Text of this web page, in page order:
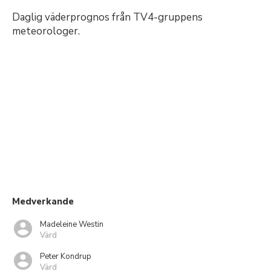
Daglig väderprognos från TV4-gruppens
meteorologer.
Medverkande
Madeleine Westin
Värd
Peter Kondrup
Värd